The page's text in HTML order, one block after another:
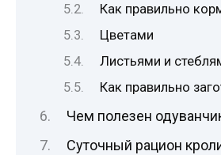
Как правильно
Цветами
Листьями и
Как правильно
Чем полезен
Суточный рацион